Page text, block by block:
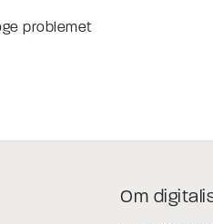
problemet
Om